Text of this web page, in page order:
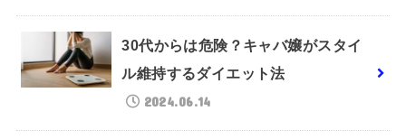
30代からは危険？キャバ嬢がスタイ
ル維持するダイエット法
2024.06.14